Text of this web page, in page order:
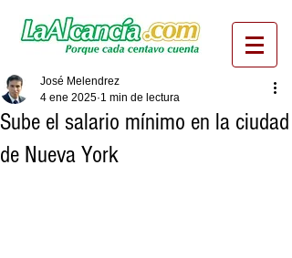
Sube el salario mínimo en la ciudad
de Nueva York
José Melendrez
4 ene 2025 1 min de lectura